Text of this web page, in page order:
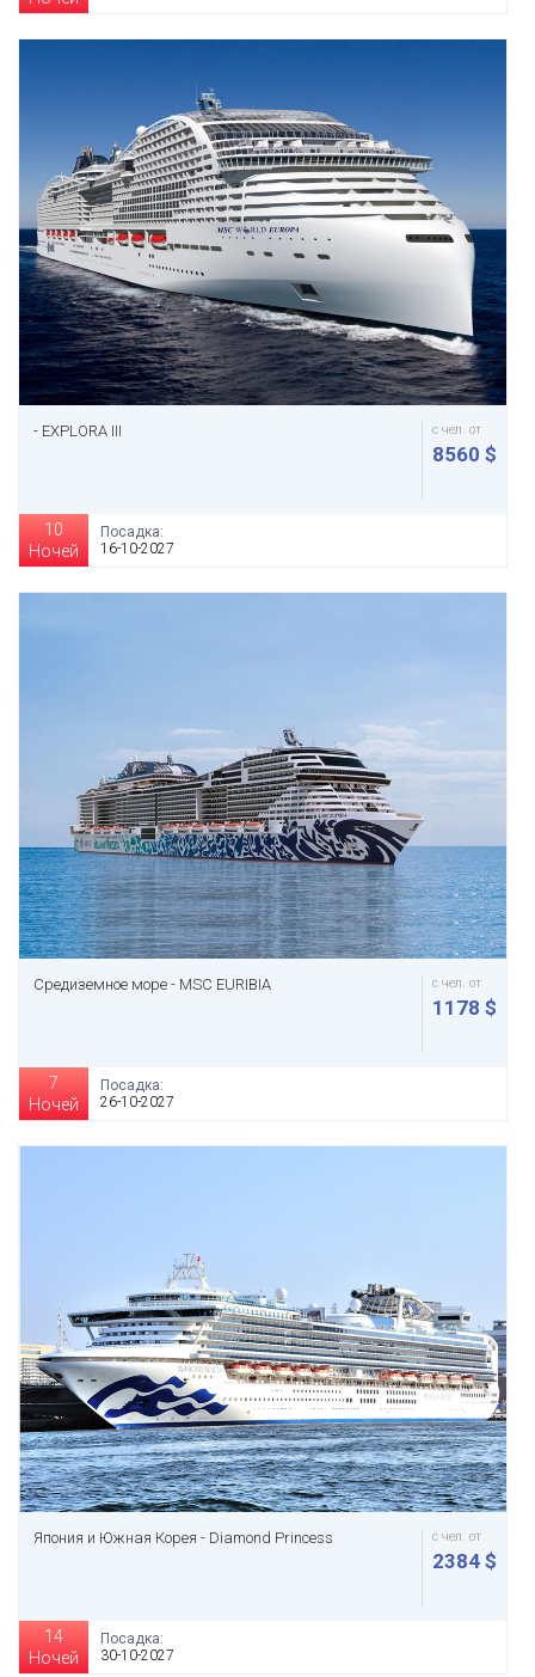
- EXPLORA III с чел. от
8560 $
10
Ночей
Посадка:
16-10-2027
Средиземное море - MSC EURIBIA с чел. от
1178 $
7
Ночей
Посадка:
26-10-2027
Япония и Южная Корея - Diamond Princess с чел. от
2384 $
14
Ночей
Посадка:
30-10-2027